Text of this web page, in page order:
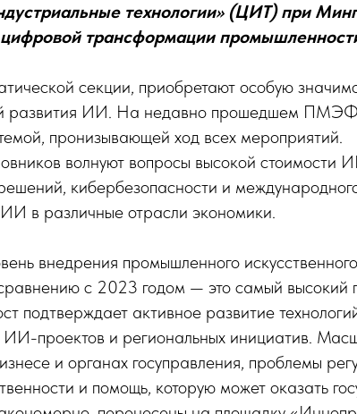
технологии» (ЦИТ) при
трансформации
секции, приобретают особую
развития ИИ. На недавно прошедшем
пронизывающей ход всех мероприятий.
волнуют вопросы высокой стоимости
кибербезопасности и
в различные отрасли экономики.
внедрения промышленного искусственного
с 2023 годом — это самый высокий
подтверждает активное развитие
ИИ-проектов и региональных инициатив.
и органах госуправления, проблемы
и помощь, которую может оказать